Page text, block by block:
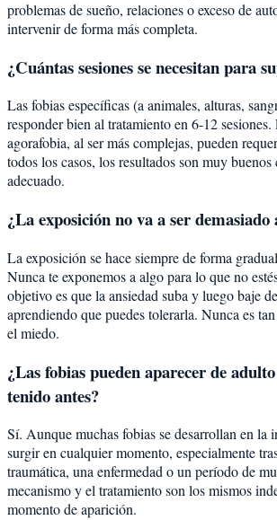
problemas de sueño, relaciones o exceso de
intervenir de forma más completa.
¿Cuántas sesiones se necesitan para
Las fobias específicas (a animales, alturas,
responder bien al tratamiento en 6-12
agorafobia, al ser más complejas, pueden
todos los casos, los resultados son muy
adecuado.
¿La exposición no va a ser demasiado
La exposición se hace siempre de forma
Nunca te exponemos a algo para lo que no
objetivo es que la ansiedad suba y luego baje
aprendiendo que puedes tolerarla. Nunca es
el miedo.
¿Las fobias pueden aparecer de
tenido antes?
Sí. Aunque muchas fobias se desarrollan en la
surgir en cualquier momento, especialmente
traumática, una enfermedad o un período de
mecanismo y el tratamiento son los mismos
momento de aparición.